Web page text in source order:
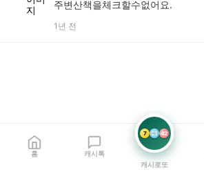
주변산책을체크할수없어요.
1년 전
홈 캐시톡
7 21 42
캐시로또